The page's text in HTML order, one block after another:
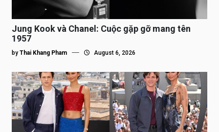
Jung Kook và Chanel: Cuộc gặp gỡ mang tên
1957
by Thai Khang Pham August 6, 2026